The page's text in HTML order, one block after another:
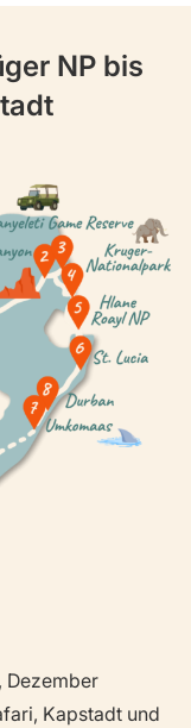
NP bis
Dezember
Kapstadt und